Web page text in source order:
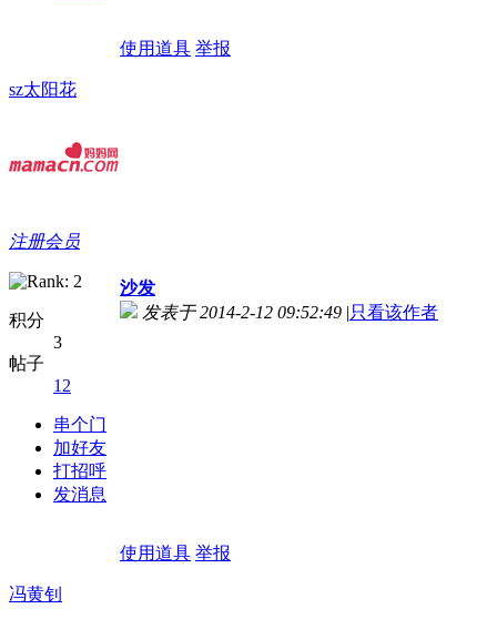
使用道具 举报
sz太阳花
注册会员
积分
3
帖子
12
串个门
加好友
打招呼
发消息
沙发
发表于 2014-2-12 09:52:49 |只看该作者
使用道具 举报
冯黄钊